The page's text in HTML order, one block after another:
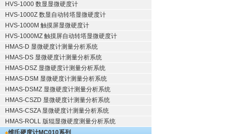
HVS-1000 数显显微硬度计
HVS-1000Z 数显自动转塔显微硬度计
HVS-1000M 触摸屏显微硬度计
HVS-1000MZ 触摸屏自动转塔显微硬度计
HMAS-D 显微硬度计测量分析系统
HMAS-DS 显微硬度计测量分析系统
HMAS-DSZ 显微硬度计测量分析系统
HMAS-DSM 显微硬度计测量分析系统
HMAS-DSMZ 显微硬度计测量分析系统
HMAS-CSZD 显微硬度计测量分析系统
HMAS-CSZA 显微硬度计测量分析系统
HMAS-ROLL 版辊显微硬度测量分析系统
维氏硬度计MC010系列